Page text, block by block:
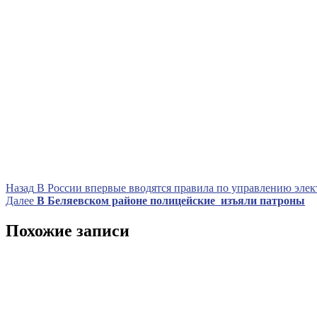
Навигация
по
записям
Назад Предыдущая
запись
В России впервые вводятся правила по управлению
Далее Следующая
В Беляевском районе полицейские изъяли патроны
Похожие записи